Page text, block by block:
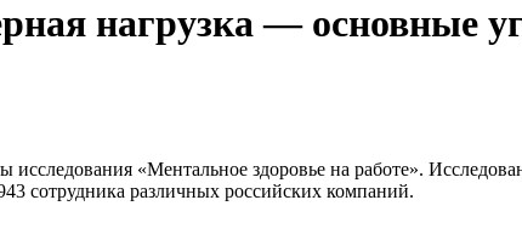
нагрузка — основные
исследования «Ментальное здоровье на работе».
сотрудника различных российских компаний.